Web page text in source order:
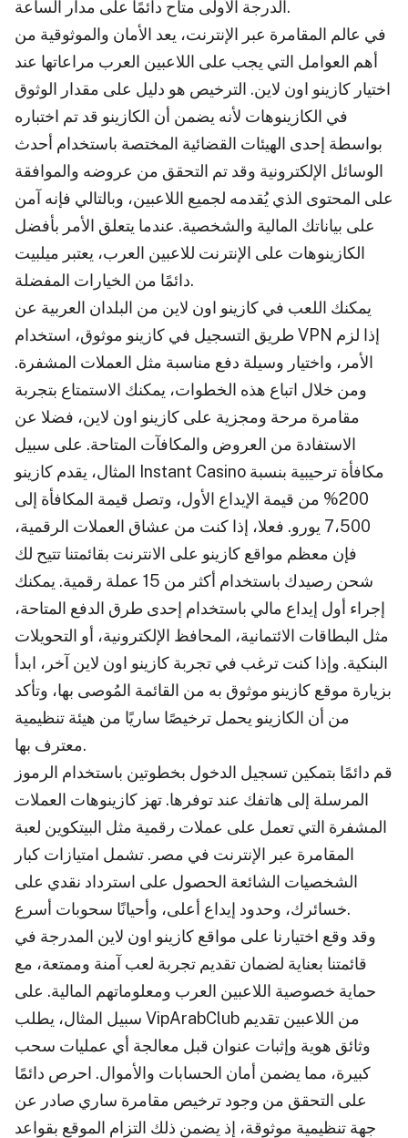
الدرجة الأولى متاح دائمًا على مدار الساعة.
في عالم المقامرة عبر الإنترنت، يعد الأمان والموثوقية من
أهم العوامل التي يجب على اللاعبين العرب مراعاتها عند
اختيار كازينو اون لاين. الترخيص هو دليل على مقدار الوثوق
في الكازينوهات لأنه يضمن أن الكازينو قد تم اختباره
بواسطة إحدى الهيئات القضائية المختصة باستخدام أحدث
الوسائل الإلكترونية وقد تم التحقق من عروضه والموافقة
على المحتوى الذي يُقدمه لجميع اللاعبين، وبالتالي فإنه آمن
على بياناتك المالية والشخصية. عندما يتعلق الأمر بأفضل
الكازينوهات على الإنترنت للاعبين العرب، يعتبر ميلبيت
دائمًا من الخيارات المفضلة.
يمكنك اللعب في كازينو اون لاين من البلدان العربية عن
طريق التسجيل في كازينو موثوق، استخدام VPN إذا لزم
الأمر، واختيار وسيلة دفع مناسبة مثل العملات المشفرة.
ومن خلال اتباع هذه الخطوات، يمكنك الاستمتاع بتجربة
مقامرة مرحة ومجزية على كازينو اون لاين، فضلا عن
الاستفادة من العروض والمكافآت المتاحة. على سبيل
المثال، يقدم كازينو Instant Casino مكافأة ترحيبية بنسبة
200% من قيمة الإيداع الأول، وتصل قيمة المكافأة إلى
7،500 يورو. فعلا، إذا كنت من عشاق العملات الرقمية،
فإن معظم مواقع كازينو على الانترنت بقائمتنا تتيح لك
شحن رصيدك باستخدام أكثر من 15 عملة رقمية. يمكنك
إجراء أول إيداع مالي باستخدام إحدى طرق الدفع المتاحة،
مثل البطاقات الائتمانية، المحافظ الإلكترونية، أو التحويلات
البنكية. وإذا كنت ترغب في تجربة كازينو اون لاين آخر، ابدأ
بزيارة موقع كازينو موثوق به من القائمة المُوصى بها، وتأكد
من أن الكازينو يحمل ترخيصًا ساريًا من هيئة تنظيمية
معترف بها.
قم دائمًا بتمكين تسجيل الدخول بخطوتين باستخدام الرموز
المرسلة إلى هاتفك عند توفرها. تهز كازينوهات العملات
المشفرة التي تعمل على عملات رقمية مثل البيتكوين لعبة
المقامرة عبر الإنترنت في مصر. تشمل امتيازات كبار
الشخصيات الشائعة الحصول على استرداد نقدي على
خسائرك، وحدود إيداع أعلى، وأحيانًا سحوبات أسرع.
وقد وقع اختيارنا على مواقع كازينو اون لاين المدرجة في
قائمتنا بعناية لضمان تقديم تجربة لعب آمنة وممتعة، مع
حماية خصوصية اللاعبين العرب ومعلوماتهم المالية. على
سبيل المثال، يطلب VipArabClub من اللاعبين تقديم
وثائق هوية وإثبات عنوان قبل معالجة أي عمليات سحب
كبيرة، مما يضمن أمان الحسابات والأموال. احرص دائمًا
على التحقق من وجود ترخيص مقامرة ساري صادر عن
جهة تنظيمية موثوقة، إذ يضمن ذلك التزام الموقع بقواعد